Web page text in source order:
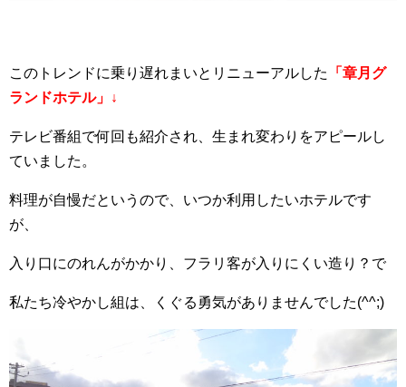
このトレンドに乗り遅れまいとリニューアルした
「章月グ
ランドホテル」↓
テレビ番組で何回も紹介され、生まれ変わりをアピールし
ていました。
料理が自慢だというので、いつか利用したいホテルです
が、
入り口にのれんがかかり、フラリ客が入りにくい造り？で
私たち冷やかし組は、くぐる勇気がありませんでした(^^;)